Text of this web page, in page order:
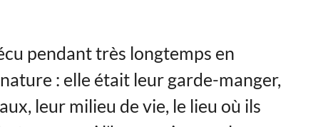
pendant très longtemps en
: elle était leur garde-manger,
leur milieu de vie, le lieu où ils